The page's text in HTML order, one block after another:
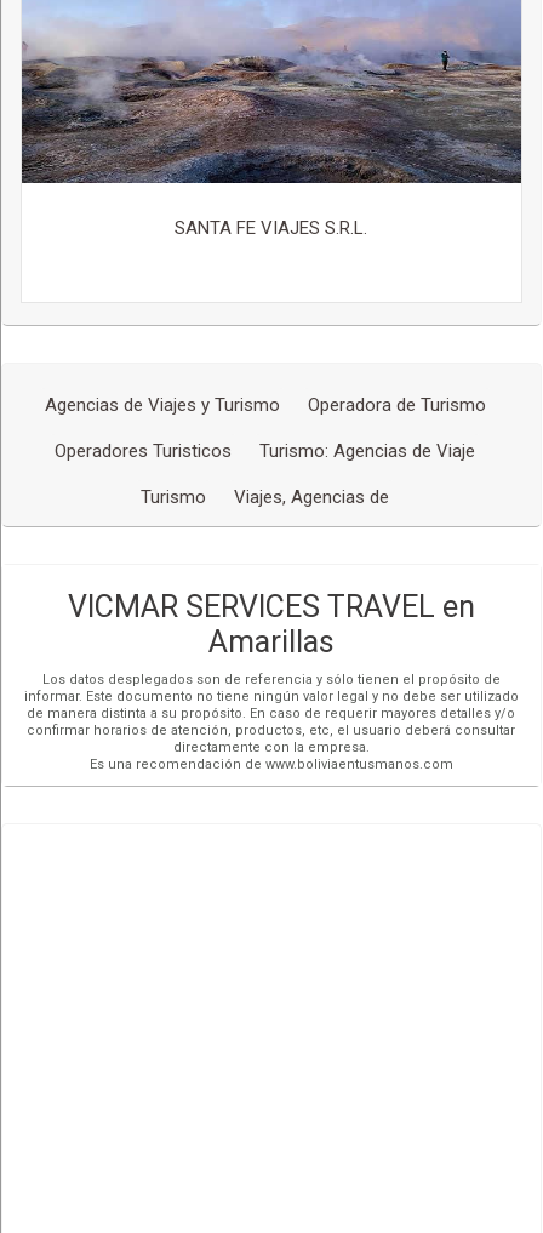
SANTA FE VIAJES S.R.L.
Agencias de Viajes y Turismo Operadora de Turismo
Operadores Turisticos Turismo: Agencias de Viaje
Turismo Viajes, Agencias de
VICMAR SERVICES TRAVEL en
Amarillas
Los datos desplegados son de referencia y sólo tienen el propósito de
informar. Este documento no tiene ningún valor legal y no debe ser utilizado
de manera distinta a su propósito. En caso de requerir mayores detalles y/o
confirmar horarios de atención, productos, etc, el usuario deberá consultar
directamente con la empresa.
Es una recomendación de www.boliviaentusmanos.com